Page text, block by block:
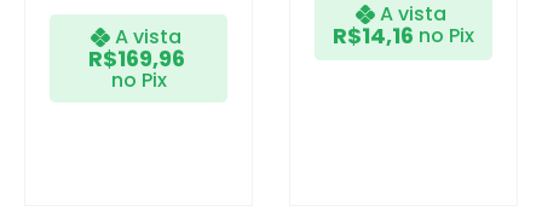
A vista
R$169,96
no Pix
A vista
R$14,16 no Pix